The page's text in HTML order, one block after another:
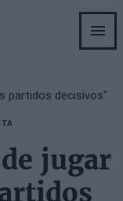
partidos decisivos"
jugar